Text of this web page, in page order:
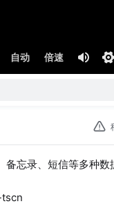
自动 倍速
忘录、短信等多种数